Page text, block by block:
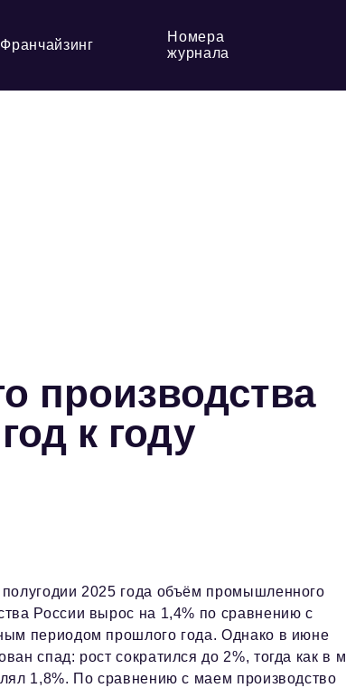
Франчайзинг
Номера
журнала
производства
к году
2025 года объём промышленного
России вырос на 1,4% по сравнению с
периодом прошлого года. Однако в июне
спад: рост сократился до 2%, тогда как в
1,8%. По сравнению с маем производство